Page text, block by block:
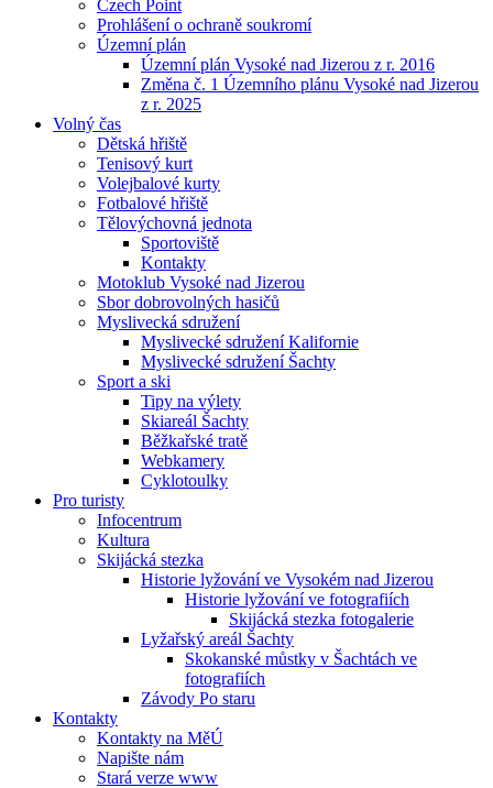
Czech Point
Prohlášení o ochraně soukromí
Územní plán
Územní plán Vysoké nad Jizerou z r. 2016
Změna č. 1 Územního plánu Vysoké nad Jizerou
z r. 2025
Volný čas
Dětská hřiště
Tenisový kurt
Volejbalové kurty
Fotbalové hřiště
Tělovýchovná jednota
Sportoviště
Kontakty
Motoklub Vysoké nad Jizerou
Sbor dobrovolných hasičů
Myslivecká sdružení
Myslivecké sdružení Kalifornie
Myslivecké sdružení Šachty
Sport a ski
Tipy na výlety
Skiareál Šachty
Běžkařské tratě
Webkamery
Cyklotoulky
Pro turisty
Infocentrum
Kultura
Skijácká stezka
Historie lyžování ve Vysokém nad Jizerou
Historie lyžování ve fotografiích
Skijácká stezka fotogalerie
Lyžařský areál Šachty
Skokanské můstky v Šachtách ve
fotografiích
Závody Po staru
Kontakty
Kontakty na MěÚ
Napište nám
Stará verze www